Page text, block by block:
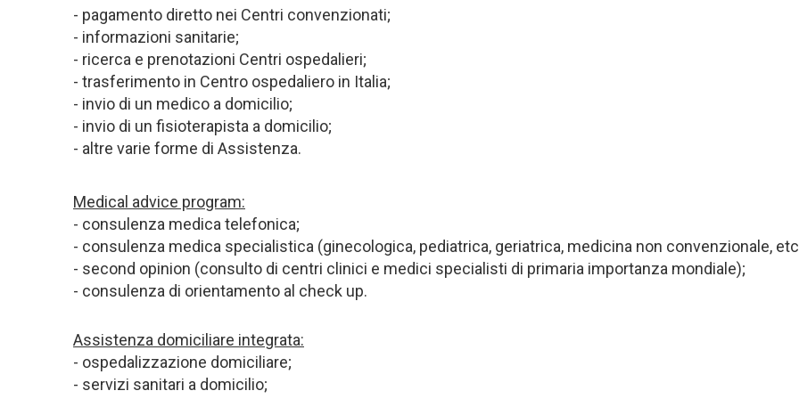
- pagamento diretto nei Centri convenzionati;
- informazioni sanitarie;
- ricerca e prenotazioni Centri ospedalieri;
- trasferimento in Centro ospedaliero in Italia;
- invio di un medico a domicilio;
- invio di un fisioterapista a domicilio;
- altre varie forme di Assistenza.
Medical advice program:
- consulenza medica telefonica;
- consulenza medica specialistica (ginecologica, pediatrica, geriatrica, medicina non convenzionale, etc
- second opinion (consulto di centri clinici e medici specialisti di primaria importanza mondiale);
- consulenza di orientamento al check up.
Assistenza domiciliare integrata:
- ospedalizzazione domiciliare;
- servizi sanitari a domicilio;